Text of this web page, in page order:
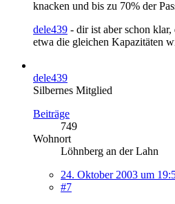
knacken und bis zu 70% der
dele439 - dir ist aber schon
etwa die gleichen Kapazitäten
dele439
Silbernes Mitglied
Beiträge
749
Wohnort
Löhnberg an der Lahn
24. Oktober 2003 um
#7